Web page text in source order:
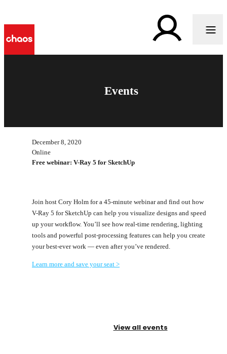
Events
December 8, 2020
Online
Free webinar: V-Ray 5 for SketchUp
Join host Cory Holm for a 45-minute webinar and find out how
V-Ray 5 for SketchUp can help you visualize designs and speed
up your workflow. You’ll see how real-time rendering, lighting
tools and powerful post-processing features can help you create
your best-ever work — even after you’ve rendered.
Learn more and save your seat >
View all events